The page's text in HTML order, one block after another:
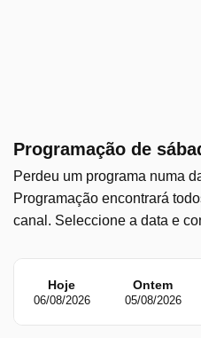
Programação de
Perdeu um programa numa
Programação encontrará
canal. Seleccione a data e
Hoje
06/08/2026
Ontem
05/08/2026